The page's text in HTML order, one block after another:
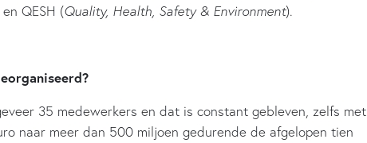
QESH (Quality, Health, Safety & Environment).
35 medewerkers en dat is constant gebleven, zelfs met
naar meer dan 500 miljoen gedurende de afgelopen tien